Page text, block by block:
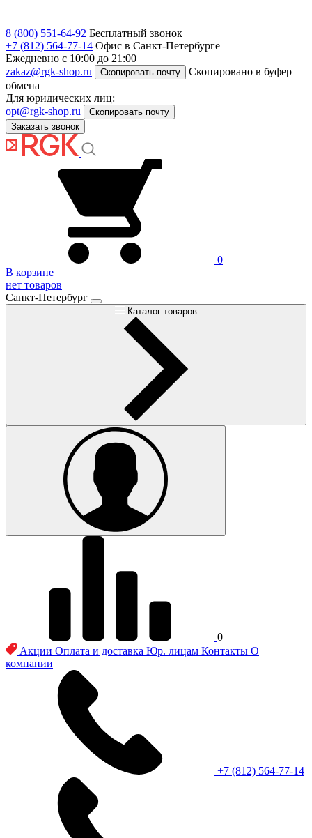
8 (800) 551-64-92 Бесплатный звонок
+7 (812) 564-77-14 Офис в Санкт-Петербурге
Ежедневно с 10:00 до 21:00
zakaz@rgk-shop.ru
Скопировать почту
Скопировано в буфер
обмена
Для юридических лиц:
opt@rgk-shop.ru
Скопировать почту
Заказать звонок
0
В корзине
нет товаров
Санкт-Петербург
Каталог товаров
0
Акции Оплата и доставка Юр. лицам Контакты О
компании
+7 (812) 564-77-14